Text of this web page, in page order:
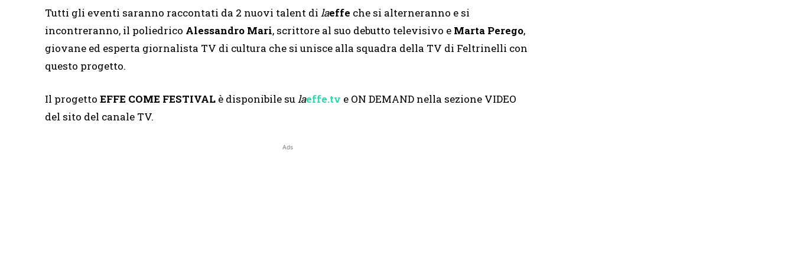
Tutti gli eventi saranno raccontati da 2 nuovi talent di laeffe che si alterneranno e si
incontreranno, il poliedrico Alessandro Mari, scrittore al suo debutto televisivo e Marta Perego,
giovane ed esperta giornalista TV di cultura che si unisce alla squadra della TV di Feltrinelli con
questo progetto.
Il progetto EFFE COME FESTIVAL è disponibile sulaeffe.tv e ON DEMAND nella sezione VIDEO
del sito del canale TV.
Ads